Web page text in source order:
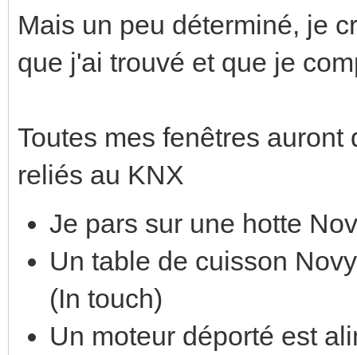
Mais un peu déterminé, je
que j'ai trouvé et que je
Toutes mes fenêtres
reliés au KNX
Je pars sur une hotte
Un table de cuisson
(In touch)
Un moteur déporté est